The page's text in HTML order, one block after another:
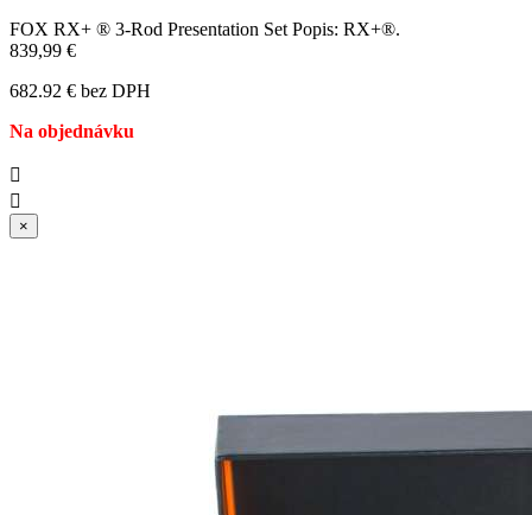
FOX RX+ ® 3-Rod Presentation Set Popis: RX+®.
839,99 €
682.92 € bez DPH
Na objednávku


×